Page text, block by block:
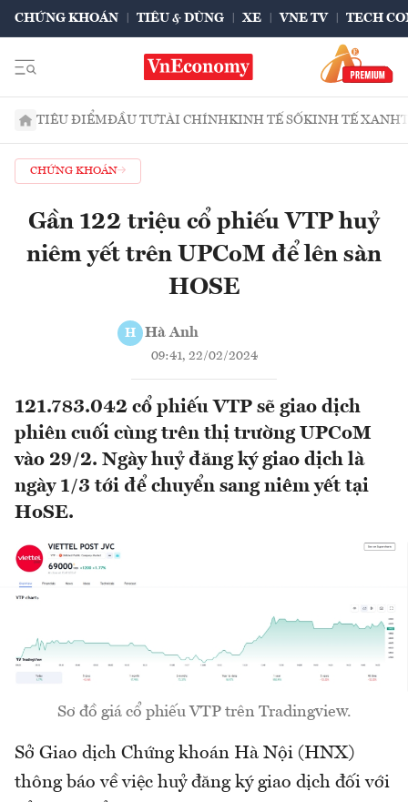
CHỨNG KHOÁN TIÊU & DÙNG XE VNE TV TECH
TIÊU ĐIỂMĐẦU TƯTÀI CHÍNHKINH TẾ SỐKINH TẾ XANH
CHỨNG KHOÁN
Gần 122 triệu cổ phiếu VTP huỷ
niêm yết trên UPCoM để lên sàn
HOSE
H Hà Anh
09:41, 22/02/2024
121.783.042 cổ phiếu VTP sẽ giao dịch
phiên cuối cùng trên thị trường UPCoM
vào 29/2. Ngày huỷ đăng ký giao dịch là
ngày 1/3 tới để chuyển sang niêm yết tại
HoSE.
Sơ đồ giá cổ phiếu VTP trên Tradingview.
Sở Giao dịch Chứng khoán Hà Nội (HNX)
thông báo về việc huỷ đăng ký giao dịch đối với